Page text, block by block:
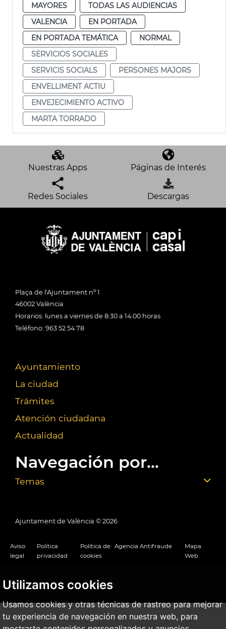
Utilizamos cookies
Usamos cookies y otras técnicas de rastreo para mejorar
tu experiencia de navegación en nuestra web, para
MAYORES
TODAS LAS AUDIENCIAS
VALENCIA
EN PORTADA
EN PORTADA TEMÁTICA
NORMAL
SERVICIOS SOCIALES
SERVICIS SOCIALS
PERSONES MAJORS
ENVELLIMENT ACTIU
ENVEJECIMIENTO ACTIVO
MARTA TORRADO
Nuestras Apps Páginas de Interés
Redes Sociales Descargas
Plaça de l'Ajuntament nº 1
46002 València
Horarios: lunes a viernes de 8:30 a 14:00 horas
Teléfono: 963 52 54 78
Ayuntamiento
La ciudad
Trámites
Atención ciudadana
Actualidad
Navegación por...
Temas
Ajuntament de València © 2026
Aviso
legal
Política
privacidad
Política de
cookies
Agencia Antifraude
Mapa
Web